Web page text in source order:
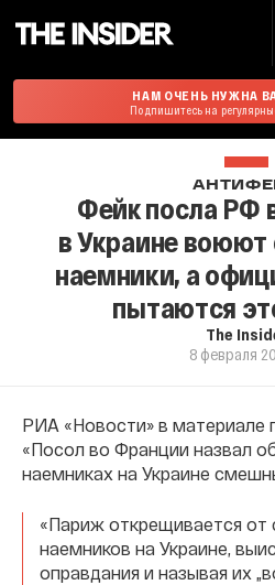
НАМ ОЧЕНЬ НУЖНА
Подпишитесь на
Фейк посла РФ
в Украине
наемники, а
пытаются
The
8 февраля
РИА «Новости» в материале
«Посол во Франции назвал
наемниках на Украине
«Париж открещивается от
наемников на Украине,
оправдания и называя их